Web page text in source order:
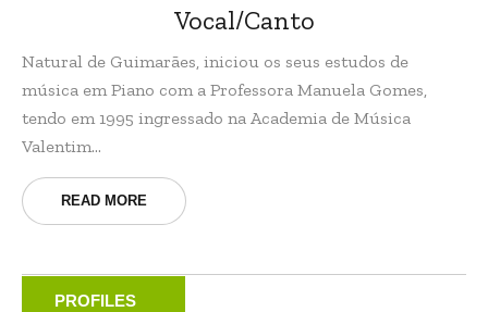
Vocal/Canto
Natural de Guimarães, iniciou os seus estudos de
música em Piano com a Professora Manuela Gomes,
tendo em 1995 ingressado na Academia de Música
Valentim...
READ MORE
PROFILES